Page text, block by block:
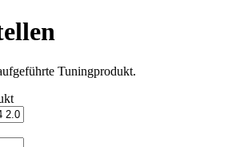
Tuningprodukt.